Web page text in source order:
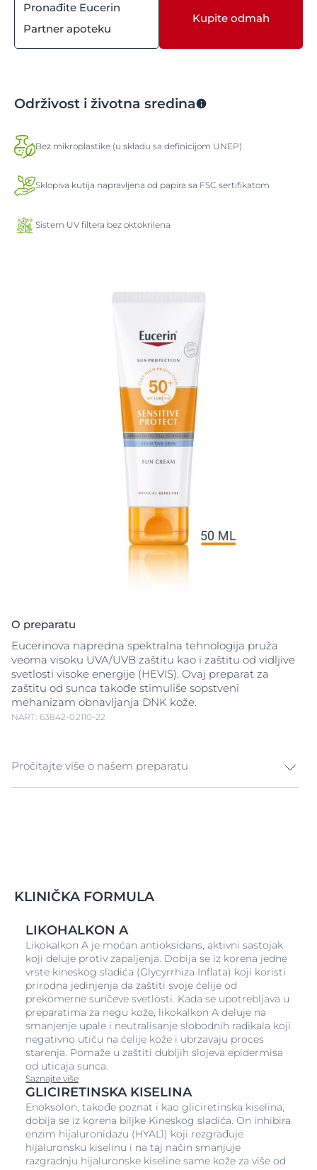
Pronađite Eucerin
Partner apoteku
Kupite odmah
Održivost i životna sredina
Bez mikroplastike (u skladu sa definicijom UNEP)
Sklopiva kutija napravljena od papira sa FSC sertifikatom
Sistem UV filtera bez oktokrilena
O preparatu
Eucerinova napredna spektralna tehnologija pruža
veoma visoku UVA/UVB zaštitu kao i zaštitu od vidljive
svetlosti visoke energije (HEVIS). Ovaj preparat za
zaštitu od sunca takođe stimuliše sopstveni
mehanizam obnavljanja DNK kože.
NART: 63842-02110-22
Pročitajte više o našem preparatu
SPF 50+ je preparat za zaštitu kože lica od sunca za
fotostabilne UVA/UVB filtere¹ širokog sprektra za
visoku UV zaštitu sa Likokalkonom A koji neutrališe
slobodne radikale koje izazivajuUV zraci ividljiva
svetlost visoke energije (HEVIS) . Ovaj preparat za
zaštitu od sunca takođe sadrži iGliciretinsku kiselinu
koja stimuliše sopstveni mehanizam obnavljanja DNK
kože. Ne sadrži parfeme i ima laganu, kremastu
teksturu. Klinička i dermatološka ispitivanja pokazuju
dobru podnošljivost na osetljivoj i atopičnoj koži. 1 -
Ispunjava visoke standarde za UVA i UVB zaštitu koje
definiše Cosmetics Europe. Nivoi UVA zaštite u
preparatima je viši od EU preporuke.
KLINIČKA FORMULA
LIKOHALKON A
Likokalkon A je moćan antioksidans, aktivni sastojak
koji deluje protiv zapaljenja. Dobija se iz korena jedne
vrste kineskog sladića (Glycyrrhiza Inflata) koji koristi
prirodna jedinjenja da zaštiti svoje ćelije od
prekomerne sunčeve svetlosti. Kada se upotrebljava u
preparatima za negu kože, likokalkon A deluje na
smanjenje upale i neutralisanje slobodnih radikala koji
negativno utiču na ćelije kože i ubrzavaju proces
starenja. Pomaže u zaštiti dubljih slojeva epidermisa
od uticaja sunca.
Saznajte više
GLICIRETINSKA KISELINA
Enoksolon, takođe poznat i kao gliciretinska kiselina,
dobija se iz korena biljke Kineskog sladića. On inhibira
enzim hijaluronidazu (HYAL1) koji rezgrađuje
hijaluronsku kiselinu i na taj način smanjuje
razgradnju hijaluronske kiseline same kože za više od